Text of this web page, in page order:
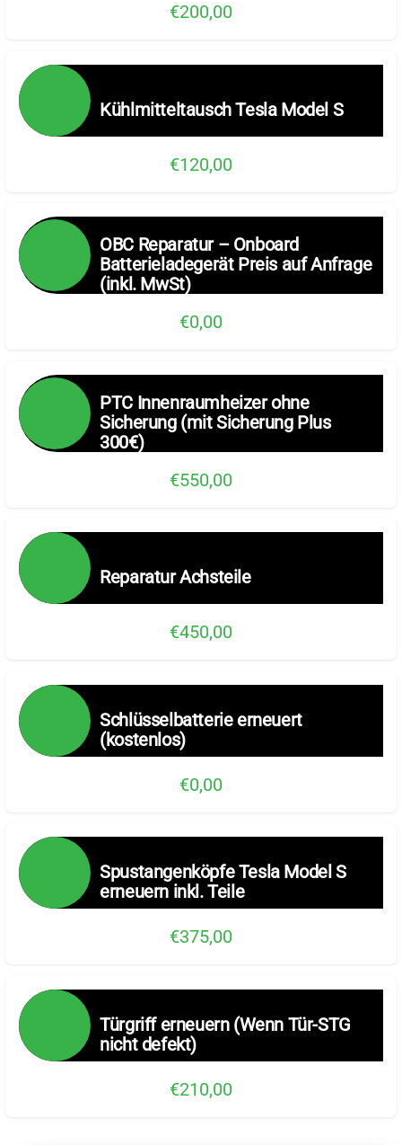
€200,00
Kühlmitteltausch Tesla Model S
€120,00
OBC Reparatur – Onboard
Batterieladegerät Preis auf Anfrage
(inkl. MwSt)
€0,00
PTC Innenraumheizer ohne
Sicherung (mit Sicherung Plus
300€)
€550,00
Reparatur Achsteile
€450,00
Schlüsselbatterie erneuert
(kostenlos)
€0,00
Spustangenköpfe Tesla Model S
erneuern inkl. Teile
€375,00
Türgriff erneuern (Wenn Tür-STG
nicht defekt)
€210,00